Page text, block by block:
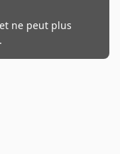
ne peut plus